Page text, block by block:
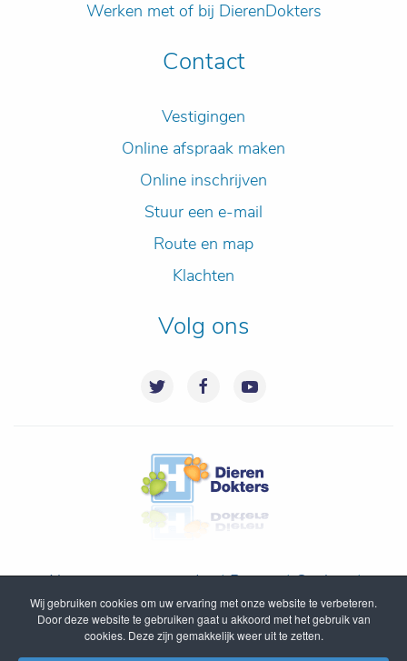
Werken met of bij DierenDokters
Contact
Vestigingen
Online afspraak maken
Online inschrijven
Stuur een e-mail
Route en map
Klachten
Volg ons
Algemene voorwaarden|Privacy|Cookies|
Disclaimer|Inloggen|Sitemap
Wij gebruiken cookies om uw ervaring met onze website te verbeteren.
Door deze website te gebruiken gaat u akkoord met het gebruik van
cookies. Deze zijn gemakkelijk weer uit te zetten.